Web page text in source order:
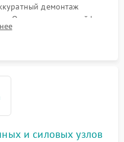
демонтаж
Отсоединение шлейфов
платам, катушкам
и силовых узлов